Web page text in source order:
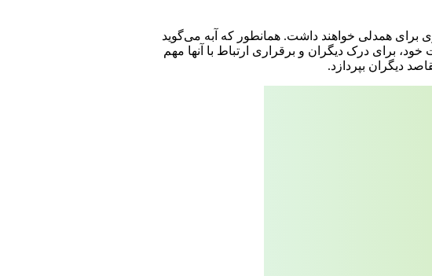
برای همدلی خواهند داشت. همانطور که آبه می‌گوید
برای درک دیگران و برقراری ارتباط با آنها مهم
دیگران بپردازد.